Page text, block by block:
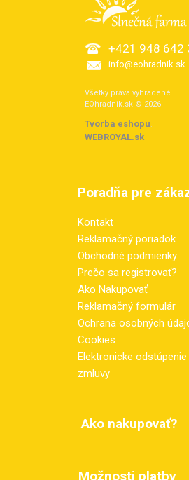
+421 948 642
info@eohradnik.sk
Všetky práva vyhradené.
EOhradnik.sk © 2026
Tvorba eshopu:
WEBROYAL.sk
Poradňa pre
Kontakt
Reklamačný poriadok
Obchodné podmienky
Prečo sa registrovať?
Ako Nakupovať
Reklamačný formulár
Ochrana osobných
Cookies
Elektronicke odstúpenie
zmluvy
Ako nakupovať?
Možnosti platby